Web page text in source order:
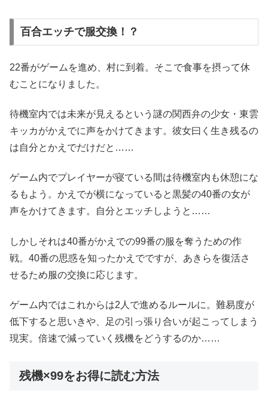
百合エッチで服交換！？
22番がゲームを進め、村に到着。そこで食事を摂って休
むことになりました。
待機室内では未来が見えるという謎の関西弁の少女・東雲
キッカがかえでに声をかけてきます。彼女曰く生き残るの
は自分とかえでだけだと……
ゲーム内でプレイヤーが寝ている間は待機室内も休憩にな
るもよう。かえでが横になっていると黒髪の40番の女が
声をかけてきます。自分とエッチしようと……
しかしそれは40番がかえでの99番の服を奪うための作
戦。40番の思惑を知ったかえでですが、あきらを復活さ
せるため服の交換に応じます。
ゲーム内ではこれからは2人で進めるルールに。難易度が
低下すると思いきや、足の引っ張り合いが起こってしまう
現実。倍速で減っていく残機をどうするのか……
残機×99をお得に読む方法